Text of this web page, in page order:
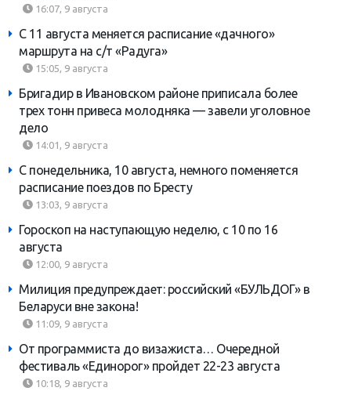
16:07, 9 августа
С 11 августа меняется расписание «дачного»
маршрута на с/т «Радуга»
15:05, 9 августа
Бригадир в Ивановском районе приписала более
трех тонн привеса молодняка — завели уголовное
дело
14:01, 9 августа
С понедельника, 10 августа, немного поменяется
расписание поездов по Бресту
13:03, 9 августа
Гороскоп на наступающую неделю, с 10 по 16
августа
12:00, 9 августа
Милиция предупреждает: российский «БУЛЬДОГ» в
Беларуси вне закона!
11:09, 9 августа
От программиста до визажиста… Очередной
фестиваль «Единорог» пройдет 22-23 августа
10:18, 9 августа